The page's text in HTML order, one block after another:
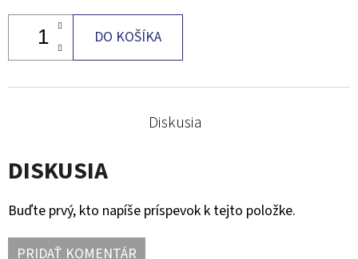
DO KOŠÍKA
Diskusia
DISKUSIA
Buďte prvý, kto napíše príspevok k tejto položke.
PRIDAŤ KOMENTÁR